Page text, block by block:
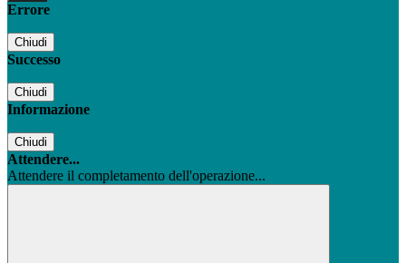
Errore
Chiudi
Successo
Chiudi
Informazione
Chiudi
Attendere...
Attendere il completamento dell'operazione...